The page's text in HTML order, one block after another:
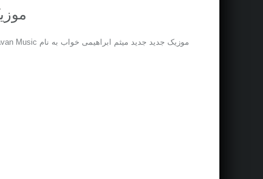
موزیک جدید جديد میثم ابراهیمی خواب به نام Download New Music Called On Iran Javan Music نوشته اولین بار در پدیدار شد. موزیک جدید جديد میثم ابراهیمی خواب